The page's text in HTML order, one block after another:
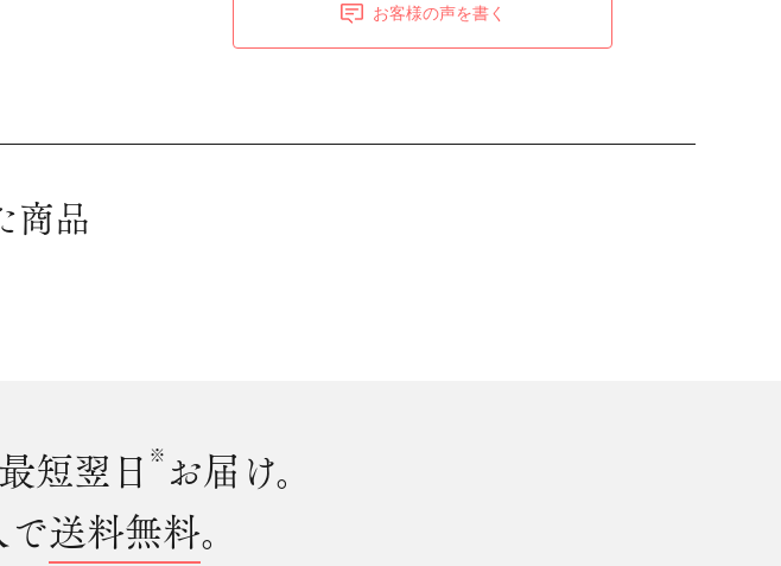
お客様の声を書く
商品
短翌日 ※ お届け。
送料無料。